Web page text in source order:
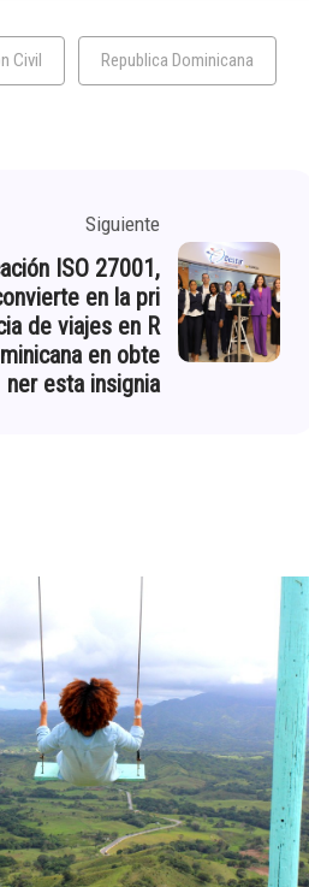
Civil Republica Dominicana
Siguiente
ISO 27001,
en la pri
de viajes en R
en obte
ner esta insignia